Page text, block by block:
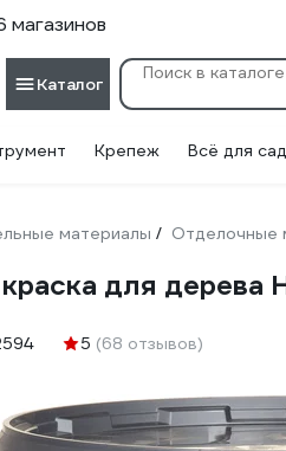
магазинов
Каталог
Крепеж Всё для
материалы / Отделочные
для дерева
5 (68 отзывов)